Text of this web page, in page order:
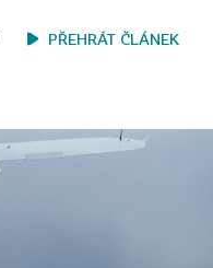
PŘEHRÁT ČLÁNEK